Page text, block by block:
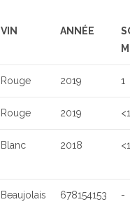
VIN ANNÉE
Rouge 2019 1
Rouge 2019
Blanc 2018
Beaujolais 678154153 -